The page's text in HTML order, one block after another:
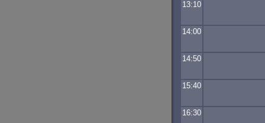
13:10
14:00
14:50
15:40
16:30